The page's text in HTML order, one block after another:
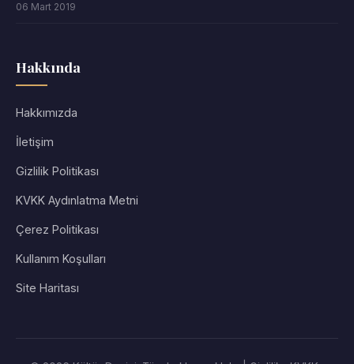
06 Mart 2019
Hakkında
Hakkımızda
İletişim
Gizlilik Politikası
KVKK Aydınlatma Metni
Çerez Politikası
Kullanım Koşulları
Site Haritası